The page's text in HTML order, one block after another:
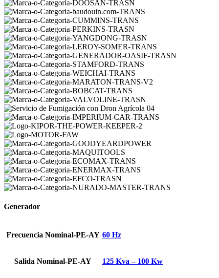
Generador
Frecuencia Nominal-PE-AY 60 Hz
Salida Nominal-PE-AY 125 Kva – 100 Kw